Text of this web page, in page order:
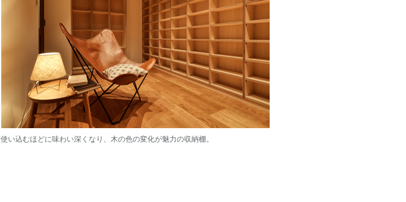
使い込むほどに味わい深くなり、木の色の変化が魅力の収納棚。